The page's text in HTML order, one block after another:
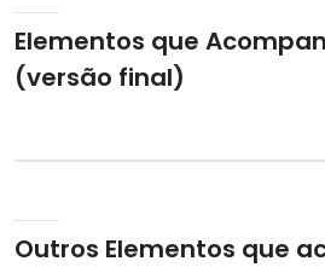
Elementos que
(versão final)
Outros Elementos que